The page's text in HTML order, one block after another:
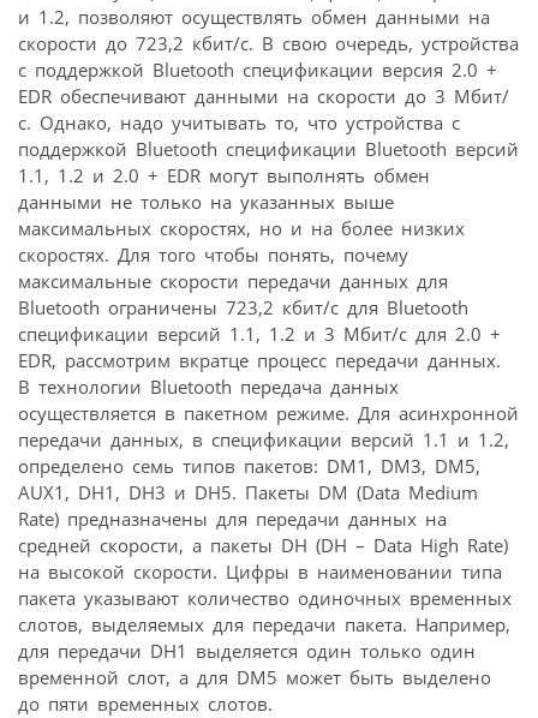
и 1.2, позволяют осуществлять обмен данными на
скорости до 723,2 кбит/с. В свою очередь, устройства
с поддержкой Bluetooth спецификации версия 2.0 +
EDR обеспечивают данными на скорости до 3 Мбит/
с. Однако, надо учитывать то, что устройства с
поддержкой Bluetooth спецификации Bluetooth версий
1.1, 1.2 и 2.0 + EDR могут выполнять обмен
данными не только на указанных выше
максимальных скоростях, но и на более низких
скоростях. Для того чтобы понять, почему
максимальные скорости передачи данных для
Bluetooth ограничены 723,2 кбит/с для Bluetooth
спецификации версий 1.1, 1.2 и 3 Мбит/с для 2.0 +
EDR, рассмотрим вкратце процесс передачи данных.
В технологии Bluetooth передача данных
осуществляется в пакетном режиме. Для асинхронной
передачи данных, в спецификации версий 1.1 и 1.2,
определено семь типов пакетов: DM1, DM3, DM5,
AUX1, DH1, DH3 и DH5. Пакеты DM (Data Medium
Rate) предназначены для передачи данных на
средней скорости, а пакеты DH (DH – Data High Rate)
на высокой скорости. Цифры в наименовании типа
пакета указывают количество одиночных временных
слотов, выделяемых для передачи пакета. Например,
для передачи DH1 выделяется один только один
временной слот, а для DM5 может быть выделено
до пяти временных слотов.